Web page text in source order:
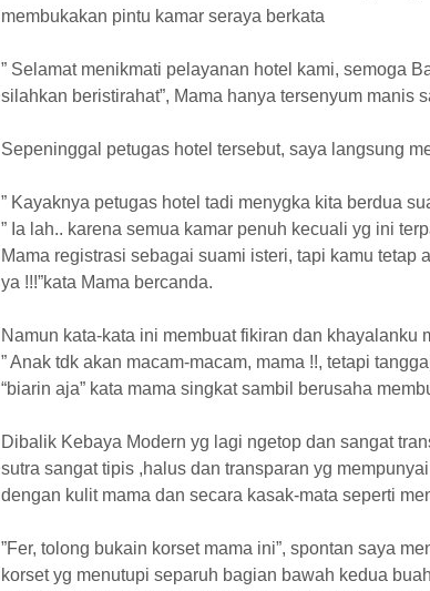
membukakan pintu kamar seraya berkata
” Selamat menikmati pelayanan hotel kami, semoga
silahkan beristirahat”, Mama hanya tersenyum manis
Sepeninggal petugas hotel tersebut, saya langsung
” Kayaknya petugas hotel tadi menygka kita berdua
” Ia lah.. karena semua kamar penuh kecuali yg ini
Mama registrasi sebagai suami isteri, tapi kamu tetap
ya !!!”kata Mama bercanda.
Namun kata-kata ini membuat fikiran dan khayalanku
” Anak tdk akan macam-macam, mama !!, tetapi
“biarin aja” kata mama singkat sambil berusaha
Dibalik Kebaya Modern yg lagi ngetop dan sangat
sutra sangat tipis ,halus dan transparan yg
dengan kulit mama dan secara kasak-mata seperti
”Fer, tolong bukain korset mama ini”, spontan saya
korset yg menutupi separuh bagian bawah kedua